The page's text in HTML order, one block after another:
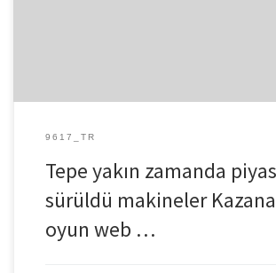
9617_TR
Tepe yakın zamanda
sürüldü makineler
oyun web …